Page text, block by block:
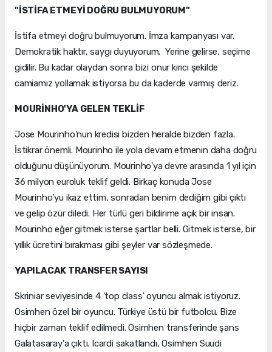
"İSTİFA ETMEYİ DOĞRU BULMUYORUM"
İstifa etmeyi doğru bulmuyorum. İmza kampanyası var.
Demokratik haktır, saygı duyuyorum. Yerine gelirse, seçime
gidilir. Bu kadar olaydan sonra bizi onur kırıcı şekilde
camiamız yollamak istiyorsa bu da kaderde varmış deriz.
MOURİNHO'YA GELEN TEKLİF
Jose Mourinho'nun kredisi bizden heralde bizden fazla.
İstikrar önemli. Mourinho ile yola devam etmenin daha doğru
olduğunu düşünüyorum. Mourinho'ya devre arasında 1 yıl için
36 milyon euroluk teklif geldi. Birkaç konuda Jose
Mourinho'yu ikaz ettim, sonradan benim dediğim gibi çıktı
ve gelip özür diledi. Her türlü geri bildirime açık bir insan.
Mourinho eğer gitmek isterse şartlar belli. Gitmek isterse, bir
yıllık ücretini bırakması gibi şeyler var sözleşmede.
YAPILACAK TRANSFER SAYISI
Skriniar seviyesinde 4 'top class' oyuncu almak istiyoruz.
Osimhen özel bir oyuncu. Türkiye üstü bir futbolcu. Bize
hiçbir zaman teklif edilmedi. Osimhen transferinde şans
Galatasaray'a çıktı. Icardi sakatlandı, Osimhen Suudi